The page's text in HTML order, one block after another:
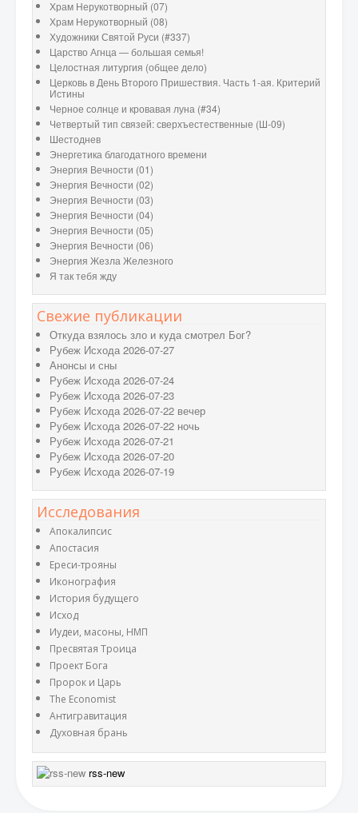
Храм Нерукотворный (07)
Храм Нерукотворный (08)
Художники Святой Руси (#337)
Царство Агнца — большая семья!
Целостная литургия (общее дело)
Церковь в День Второго Пришествия. Часть 1-ая. Критерий
Истины
Черное солнце и кровавая луна (#34)
Четвертый тип связей: сверхъестественные (Ш-09)
Шестоднев
Энергетика благодатного времени
Энергия Вечности (01)
Энергия Вечности (02)
Энергия Вечности (03)
Энергия Вечности (04)
Энергия Вечности (05)
Энергия Вечности (06)
Энергия Жезла Железного
Я так тебя жду
Свежие публикации
Откуда взялось зло и куда смотрел Бог?
Рубеж Исхода 2026-07-27
Анонсы и сны
Рубеж Исхода 2026-07-24
Рубеж Исхода 2026-07-23
Рубеж Исхода 2026-07-22 вечер
Рубеж Исхода 2026-07-22 ночь
Рубеж Исхода 2026-07-21
Рубеж Исхода 2026-07-20
Рубеж Исхода 2026-07-19
Исследования
Апокалипсис
Апостасия
Ереси-трояны
Иконография
История будущего
Исход
Иудеи, масоны, НМП
Пресвятая Троица
Проект Бога
Пророк и Царь
The Economist
Антигравитация
Духовная брань
rss-new